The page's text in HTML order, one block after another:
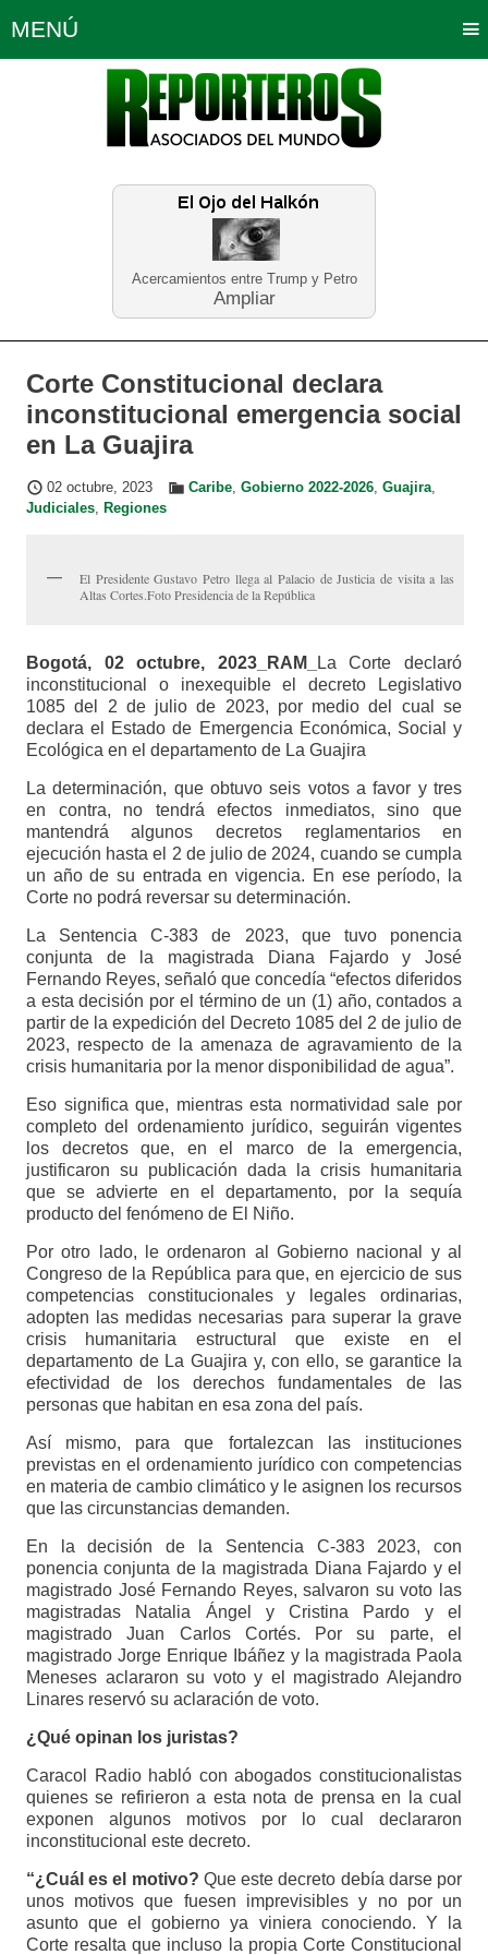
Acercamientos entre Trump y Petro
Ampliar
MENÚ
Política Opinión Bogotá
Planeta Tierra Deportes
Educación Neira
Corte Constitucional declara
inconstitucional emergencia social
en La Guajira
02 octubre, 2023 Caribe, Gobierno 2022-2026, Guajira,
Judiciales, Regiones
El Presidente Gustavo Petro llega al Palacio de Justicia de visita a las
Altas Cortes.Foto Presidencia de la República
Bogotá, 02 octubre, 2023_RAM_
La Corte declaró
inconstitucional o inexequible el decreto Legislativo
1085 del 2 de julio de 2023, por medio del cual se
declara el Estado de Emergencia Económica, Social y
Ecológica en el departamento de La Guajira
La determinación, que obtuvo seis votos a favor y tres
en contra, no tendrá efectos inmediatos, sino que
mantendrá algunos decretos reglamentarios en
ejecución hasta el 2 de julio de 2024, cuando se cumpla
un año de su entrada en vigencia. En ese período, la
Corte no podrá reversar su determinación.
La Sentencia C-383 de 2023, que tuvo ponencia
conjunta de la magistrada Diana Fajardo y José
Fernando Reyes, señaló que concedía “efectos diferidos
a esta decisión por el término de un (1) año, contados a
partir de la expedición del Decreto 1085 del 2 de julio de
2023, respecto de la amenaza de agravamiento de la
crisis humanitaria por la menor disponibilidad de agua”.
Eso significa que, mientras esta normatividad sale por
completo del ordenamiento jurídico, seguirán vigentes
los decretos que, en el marco de la emergencia,
justificaron su publicación dada la crisis humanitaria
que se advierte en el departamento, por la sequía
producto del fenómeno de El Niño.
Por otro lado, le ordenaron al Gobierno nacional y al
Congreso de la República para que, en ejercicio de sus
competencias constitucionales y legales ordinarias,
adopten las medidas necesarias para superar la grave
crisis humanitaria estructural que existe en el
departamento de La Guajira y, con ello, se garantice la
efectividad de los derechos fundamentales de las
personas que habitan en esa zona del país.
Así mismo, para que fortalezcan las instituciones
previstas en el ordenamiento jurídico con competencias
en materia de cambio climático y le asignen los recursos
que las circunstancias demanden.
En la decisión de la Sentencia C-383 2023, con
ponencia conjunta de la magistrada Diana Fajardo y el
magistrado José Fernando Reyes, salvaron su voto las
magistradas Natalia Ángel y Cristina Pardo y el
magistrado Juan Carlos Cortés. Por su parte, el
magistrado Jorge Enrique Ibáñez y la magistrada Paola
Meneses aclararon su voto y el magistrado Alejandro
Linares reservó su aclaración de voto.
¿Qué opinan los juristas?
Caracol Radio habló con abogados constitucionalistas
quienes se refirieron a esta nota de prensa en la cual
exponen algunos motivos por lo cual declararon
inconstitucional este decreto.
“¿Cuál es el motivo? Que este decreto debía darse por
unos motivos que fuesen imprevisibles y no por un
asunto que el gobierno ya viniera conociendo. Y la
Corte resalta que incluso la propia Corte Constitucional